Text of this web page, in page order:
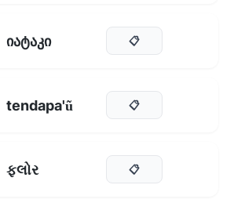
იატაკი 📋
tendapa'ũ 📋
ફ્લોર 📋